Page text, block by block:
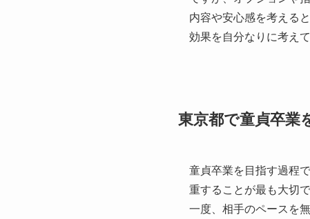
内容や安心感を考える
効果を自分なりに考え
東京都で童貞卒業
童貞卒業を目指す過程
重することが最も大切
一度、相手のペースを